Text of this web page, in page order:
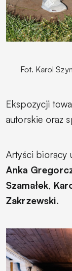
Fot. Karol
Ekspozycji
autorskie oraz
Artyści biorący
Anka
Szamałek,
Zakrzewski.